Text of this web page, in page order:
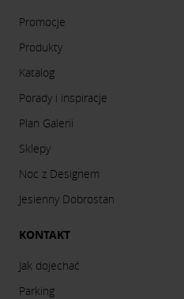
Promocje
Produkty
Katalog
Porady i inspiracje
Plan Galerii
Sklepy
Noc z Designem
Jesienny Dobrostan
KONTAKT
Jak dojechać
Parking